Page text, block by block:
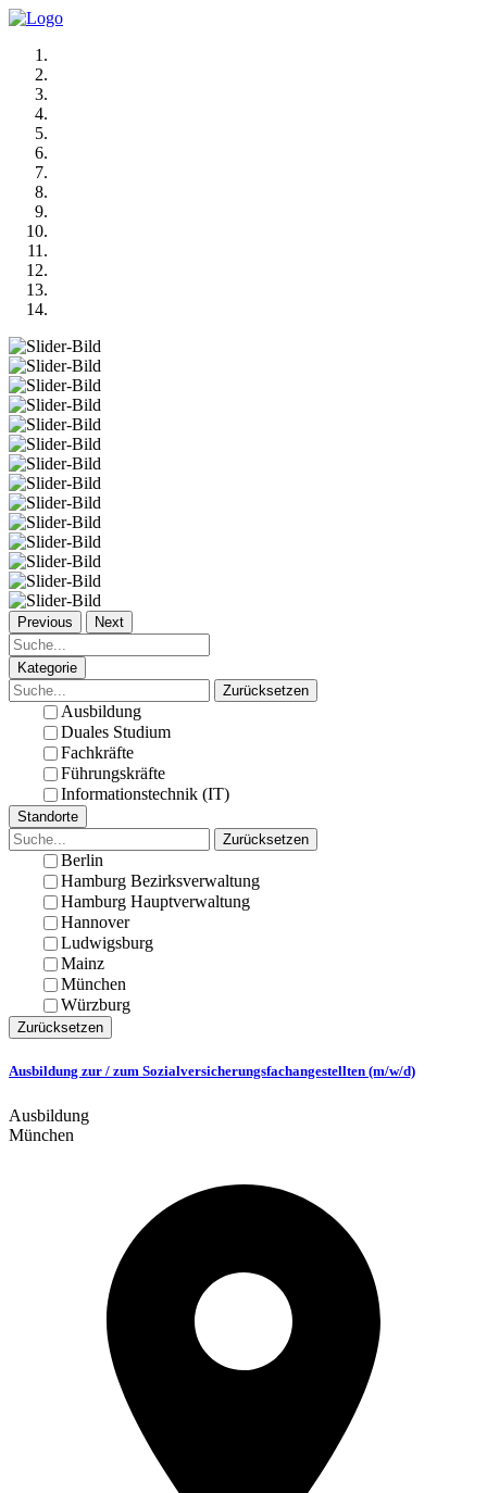
Previous Next
Kategorie
Zurücksetzen
Ausbildung
Duales Studium
Fachkräfte
Führungskräfte
Informationstechnik (IT)
Standorte
Zurücksetzen
Berlin
Hamburg Bezirksverwaltung
Hamburg Hauptverwaltung
Hannover
Ludwigsburg
Mainz
München
Würzburg
Zurücksetzen
Ausbildung zur / zum Sozialversicherungsfachangestellten (m/w/d)
Ausbildung
München